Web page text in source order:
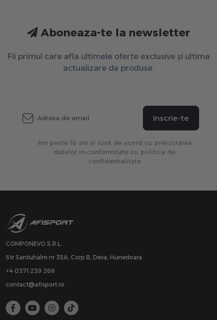
Aboneaza-te la newsletter
Fii primul care afla ultimele oferte exclusive și ultima
actualizare de produse.
Inscrie-te
Am peste 16 ani si sunt de acord cu prelucrarea
datelor in conformitate cu politica de
confidentialitate
COMPONEVO S.R.L.
Str Santuhalm nr 35A, Corp B, Deva, Hunedoara
+4 0371 239 269
contact@afisport.ro